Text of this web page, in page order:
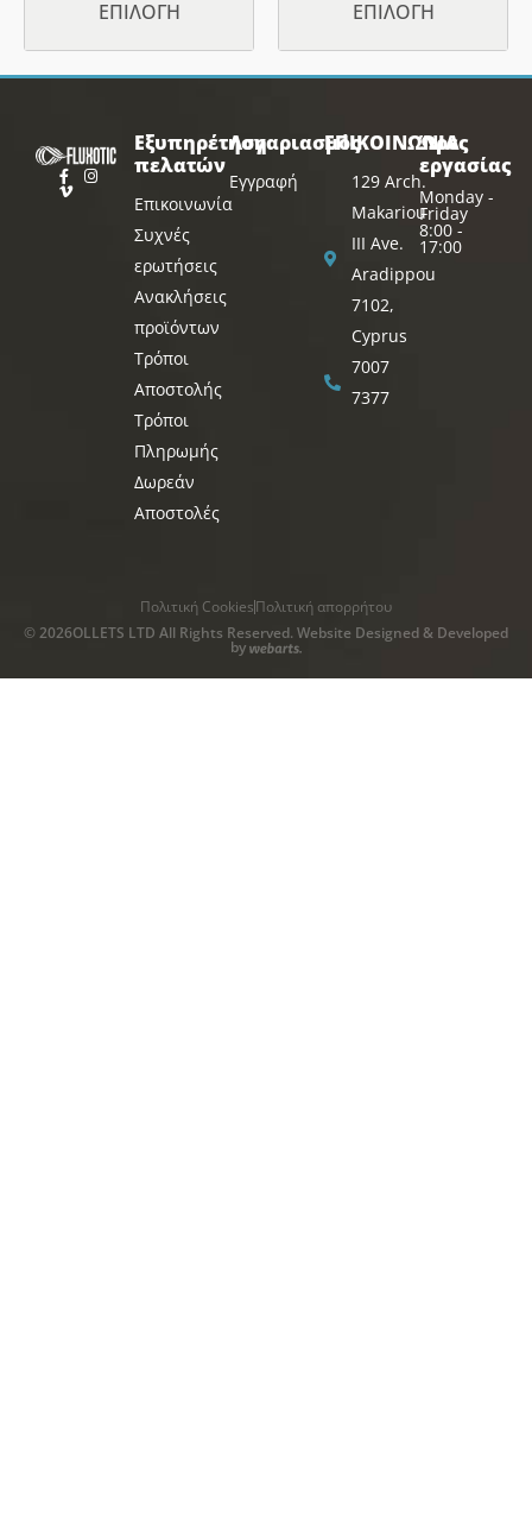
ΕΠΙΛΟΓΉ ΕΠΙΛΟΓΉ
Εξυπηρέτηση
πελατών
Επικοινωνία
Συχνές
ερωτήσεις
Ανακλήσεις
προϊόντων
Τρόποι
Αποστολής
Τρόποι
Πληρωμής
Δωρεάν
Αποστολές
Λογαριασμός
Εγγραφή
ΕΠΙΚΟΙΝΩΝΙΑ
129 Arch.
Makariou
III Ave.
Aradippou
7102,
Cyprus
7007
7377
Ώρες
εργασίας
Monday -
Friday
8:00 -
17:00
© 2026OLLETS LTD All Rights Reserved. Website Designed & Developed
by
Πολιτική CookiesΠολιτική απορρήτου